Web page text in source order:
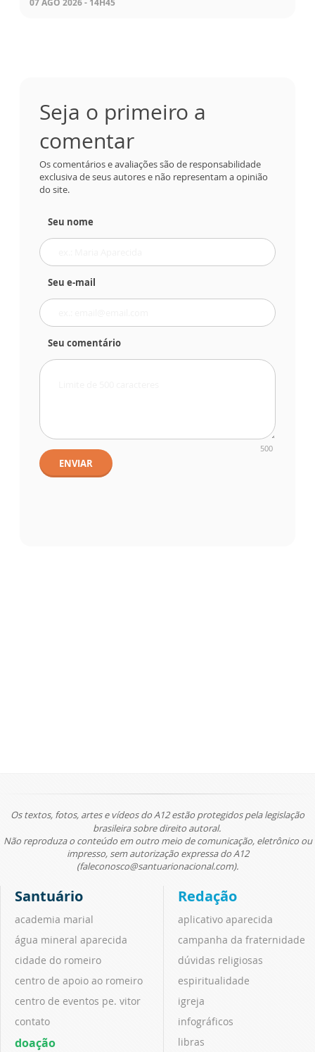
Seja o primeiro a
comentar
Os comentários e avaliações são de responsabilidade
exclusiva de seus autores e não representam a opinião
do site.
Seu nome
Seu e-mail
Seu comentário
500
ENVIAR
Os textos, fotos, artes e vídeos do A12 estão protegidos pela legislação
brasileira sobre direito autoral.
Não reproduza o conteúdo em outro meio de comunicação, eletrônico ou
impresso, sem autorização expressa do A12
(faleconosco@santuarionacional.com).
Santuário
academia marial
água mineral aparecida
cidade do romeiro
centro de apoio ao romeiro
centro de eventos pe. vitor
contato
doação
Redação
aplicativo aparecida
campanha da fraternidade
dúvidas religiosas
espiritualidade
igreja
infográficos
libras